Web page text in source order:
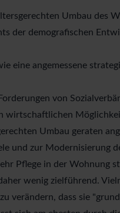
Umbau des
der demografischen
eine angemessene
von
wirtschaftlichen
Umbau geraten
und zur Modernisierung
Pflege in der Wohnung
wenig zielführend.
verändern, dass sie